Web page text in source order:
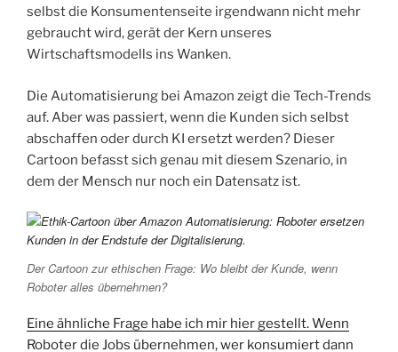
selbst die Konsumentenseite irgendwann nicht mehr
gebraucht wird, gerät der Kern unseres
Wirtschaftsmodells ins Wanken.
Die Automatisierung bei Amazon zeigt die Tech-Trends
auf. Aber was passiert, wenn die Kunden sich selbst
abschaffen oder durch KI ersetzt werden? Dieser
Cartoon befasst sich genau mit diesem Szenario, in
dem der Mensch nur noch ein Datensatz ist.
Der Cartoon zur ethischen Frage: Wo bleibt der Kunde, wenn
Roboter alles übernehmen?
Eine ähnliche Frage habe ich mir hier gestellt. Wenn
Roboter die Jobs übernehmen, wer konsumiert dann